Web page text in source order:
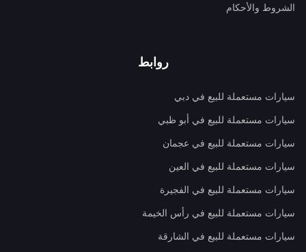
الشروط والأحكام
روابط
سيارات مستعملة للبيع في دبي
سيارات مستعملة للبيع في أبو ظبي
سيارات مستعملة للبيع في عجمان
سيارات مستعملة للبيع في العين
سيارات مستعملة للبيع في الفجيرة
سيارات مستعملة للبيع في رأس الخيمة
سيارات مستعملة للبيع في الشارقة